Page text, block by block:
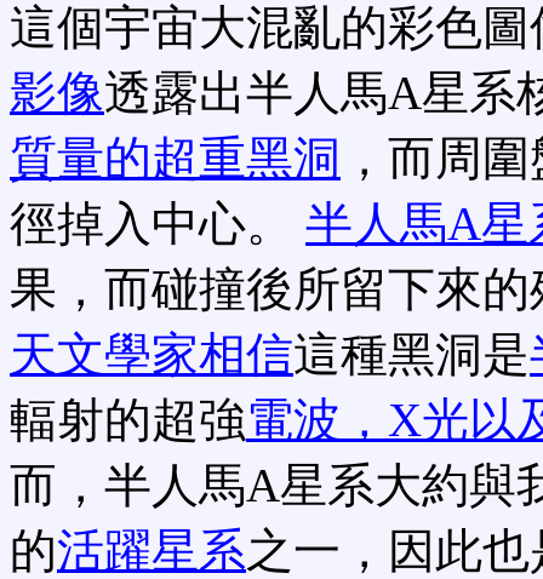
這個宇宙大混亂的彩色
影像透露出半人馬A星系
質量的超重黑洞 ，而周
徑掉入中心。 半人馬A星
果，而碰撞後所留下來
天文學家相信這種黑洞是
輻射的超強電波，X光以
而，半人馬A星系大約與
的活躍星系之一，因此